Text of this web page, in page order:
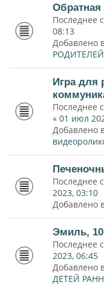
Обратная
Последнее
08:13
Добавлено
Игра для
Последнее
« 01 июл
Добавлено
Последнее
2023, 03:10
Добавлено
Эмиль,
Последнее
2023, 06:45
Добавлено
ДЕТЕЙ